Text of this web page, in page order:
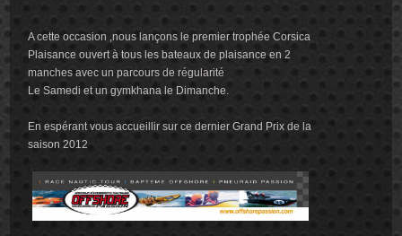
A cette occasion ,nous lançons le premier trophée Corsica
Plaisance ouvert à tous les bateaux de plaisance en 2
manches avec un parcours de régularité
Le Samedi et un gymkhana le Dimanche.
En espérant vous accueillir sur ce dernier Grand Prix de la
saison 2012